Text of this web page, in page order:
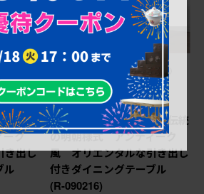
伝統
ク
出し
ル
¥129,800 (税込)
商品番号 R-090216
中国ヴィンテージ 中国伝統
の明朝様式 アンティーク
風 オリエンタルな引き出し
付きダイニングテーブル
(R-090216)